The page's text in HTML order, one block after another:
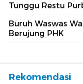
Tunggu Restu
Buruh Waswas
Berujung PHK
Rekomendasi